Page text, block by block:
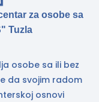
za osobe sa
Tuzla
osobe sa ili bez
da svojim radom
osnovi